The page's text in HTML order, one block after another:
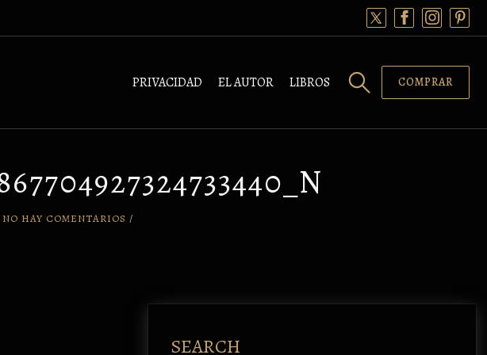
PRIVACIDAD EL AUTOR LIBROS COMPRAR
NO HAY COMENTARIOS /
SEARCH